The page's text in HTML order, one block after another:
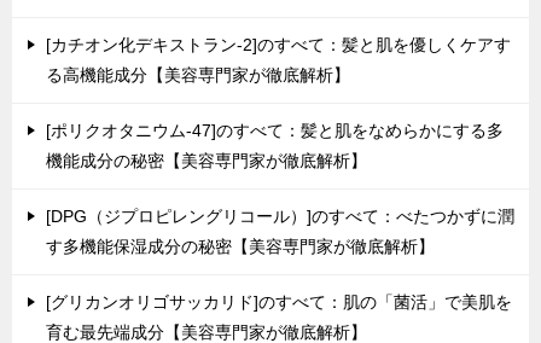
[カチオン化デキストラン-2]のすべて：髪と肌を優しくケアす
る高機能成分【美容専門家が徹底解析】
[ポリクオタニウム-47]のすべて：髪と肌をなめらかにする多
機能成分の秘密【美容専門家が徹底解析】
[DPG（ジプロピレングリコール）]のすべて：べたつかずに潤
す多機能保湿成分の秘密【美容専門家が徹底解析】
[グリカンオリゴサッカリド]のすべて：肌の「菌活」で美肌を
育む最先端成分【美容専門家が徹底解析】